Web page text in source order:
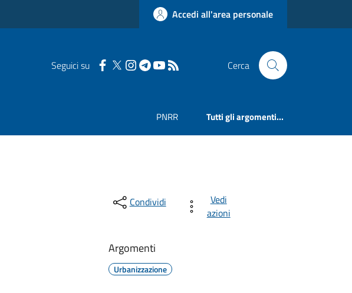
Accedi all'area personale
Seguici su Cerca
PNRR Tutti gli argomenti...
Condividi
Vedi
azioni
Argomenti
Urbanizzazione